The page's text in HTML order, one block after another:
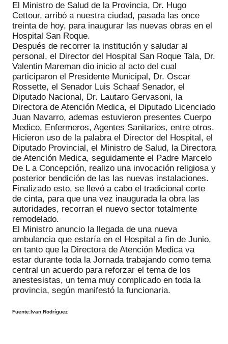
El Ministro de Salud de la Provincia, Dr. Hugo
Cettour, arribó a nuestra ciudad, pasada las once
treinta de hoy, para inaugurar las nuevas obras en el
Hospital San Roque.
Después de recorrer la institución y saludar al
personal, el Director del Hospital San Roque Tala, Dr.
Valentin Mareman dio inicio al acto del cual
participaron el Presidente Municipal, Dr. Oscar
Rossette, el Senador Luis Schaaf Senador, el
Diputado Nacional, Dr. Lautaro Gervasoni, la
Directora de Atención Medica, el Diputado Licenciado
Juan Navarro, ademas estuvieron presentes Cuerpo
Medico, Enfermeros, Agentes Sanitarios, entre otros.
Hicieron uso de la palabra el Director del Hospital, el
Diputado Provincial, el Ministro de Salud, la Directora
de Atención Medica, seguidamente el Padre Marcelo
De L a Concepción, realizo una invocación religiosa y
posterior bendición de las las nuevas instalaciones.
Finalizado esto, se llevó a cabo el tradicional corte
de cinta, para que una vez inaugurada la obra las
autoridades, recorran el nuevo sector totalmente
remodelado.
El Ministro anuncio la llegada de una nueva
ambulancia que estaría en el Hospital a fin de Junio,
en tanto que la Directora de Atención Medica va
estar durante toda la Jornada trabajando como tema
central un acuerdo para reforzar el tema de los
anestesistas, un tema muy complicado en toda la
provincia, según manifestó la funcionaria.
Fuente:Ivan Rodríguez